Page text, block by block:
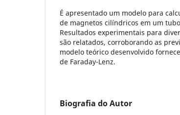
É apresentado um modelo para
de magnetos cilíndricos em um
Resultados experimentais para
são relatados, corroborando as
modelo teórico desenvolvido
de Faraday-Lenz.
Biografia do Autor